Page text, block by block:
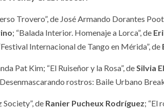
Trovero”, de José Armando Dorantes
; “Balada Interior. Homenaje a Lorca”, de
Internacional de Tango en Mérida”, de
Pat Kim; “El Ruiseñor y la Rosa”, deSilvia
rostros: Baile Urbano
de Ranier Pucheux Rodríguez; “El